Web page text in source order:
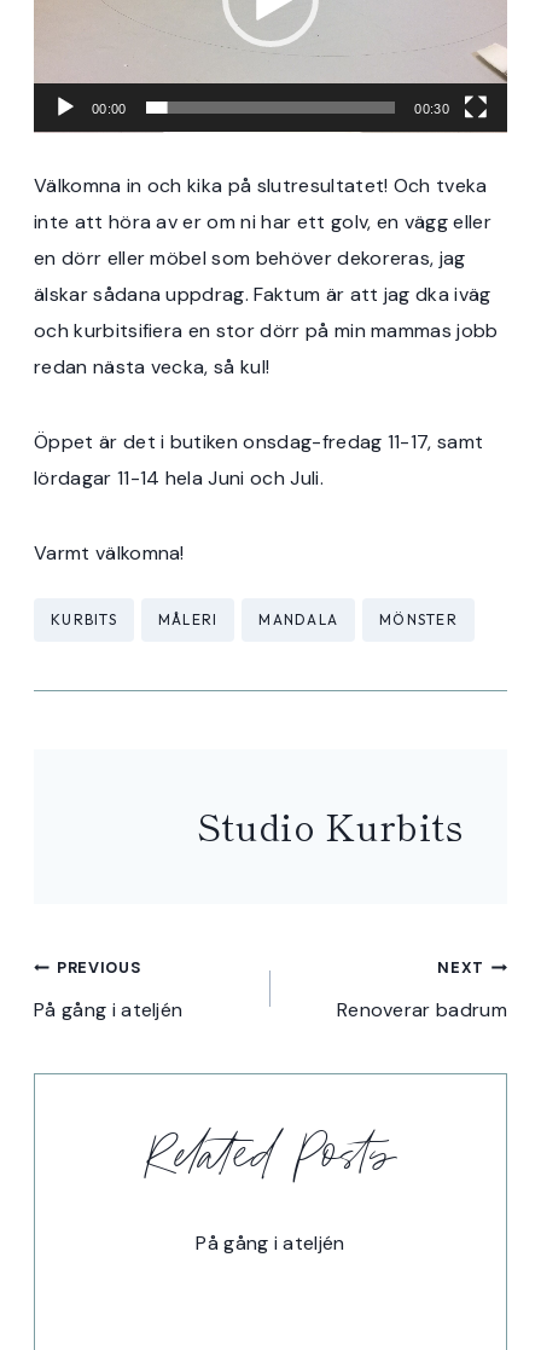
e
00:00 00:30
Välkomna in och kika på slutresultatet! Och tveka
inte att höra av er om ni har ett golv, en vägg eller
en dörr eller möbel som behöver dekoreras, jag
älskar sådana uppdrag. Faktum är att jag dka iväg
och kurbitsifiera en stor dörr på min mammas jobb
redan nästa vecka, så kul!
Öppet är det i butiken onsdag-fredag 11-17, samt
lördagar 11-14 hela Juni och Juli.
Varmt välkomna!
Post
KURBITS MÅLERI MANDALA MÖNSTER
Studio Kurbits
Inläggsnavigering
PREVIOUS
På gång i ateljén
NEXT
Renoverar badrum
Related Posts
På gång i ateljén